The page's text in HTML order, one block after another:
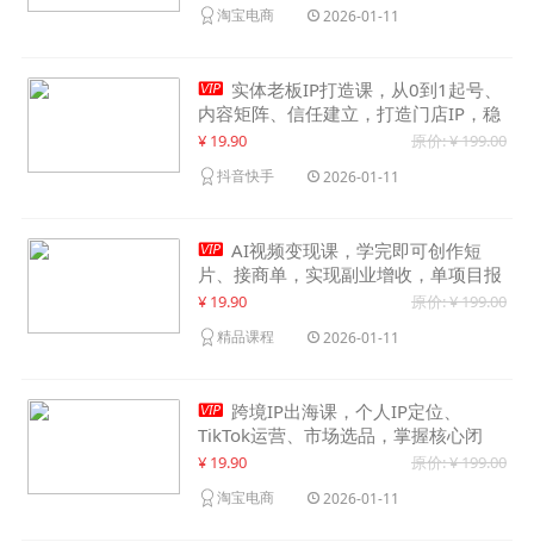
淘宝电商 2026-01-11
 实体老板IP打造课，从0到1起号、
内容矩阵、信任建立，打造门店IP，稳
定获客增收
¥ 19.90 原价: ¥ 199.00
抖音快手 2026-01-11
 AI视频变现课，学完即可创作短
片、接商单，实现副业增收，单项目报
价可达千元
¥ 19.90 原价: ¥ 199.00
精品课程 2026-01-11
 跨境IP出海课，个人IP定位、
TikTok运营、市场选品，掌握核心闭
环，实现月入1万美金+
¥ 19.90 原价: ¥ 199.00
淘宝电商 2026-01-11